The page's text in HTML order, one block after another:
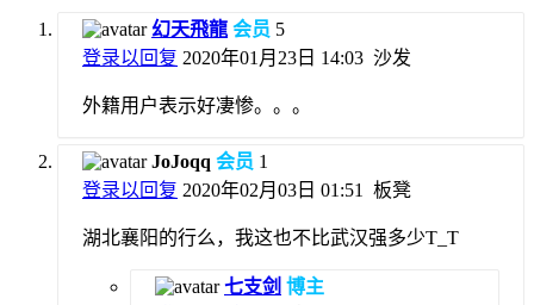
幻天飛龍 会员 5
登录以回复 2020年01月23日 14:03 沙发
外籍用户表示好凄惨。。。
JoJoqq 会员 1
登录以回复 2020年02月03日 01:51 板凳
湖北襄阳的行么，我这也不比武汉强多少T_T
七支剑 博主